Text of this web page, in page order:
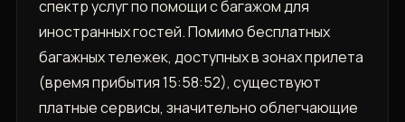
спектр услуг по помощи с багажом для
иностранных гостей. Помимо бесплатных
багажных тележек, доступных в зонах прилета
(время прибытия 15:58:52), существуют
платные сервисы, значительно облегчающие